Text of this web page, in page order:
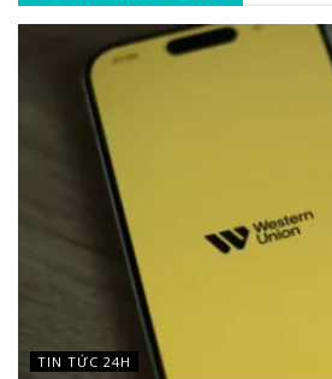
TIN TỨC 24H